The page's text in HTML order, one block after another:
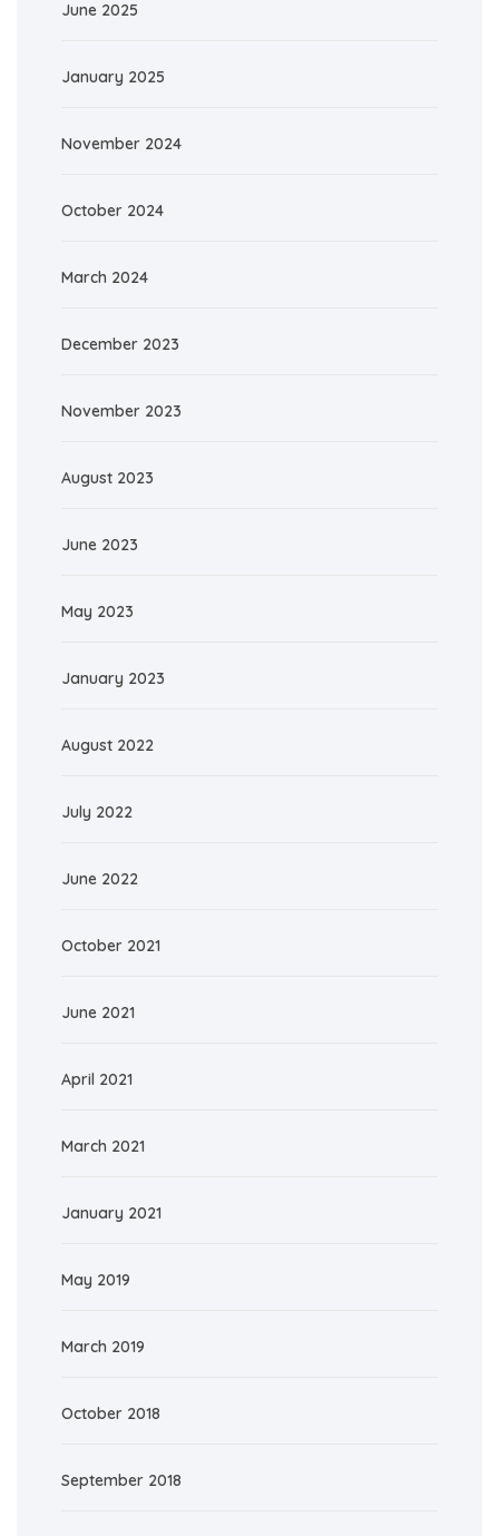
June 2025
January 2025
November 2024
October 2024
March 2024
December 2023
November 2023
August 2023
June 2023
May 2023
January 2023
August 2022
July 2022
June 2022
October 2021
June 2021
April 2021
March 2021
January 2021
May 2019
March 2019
October 2018
September 2018